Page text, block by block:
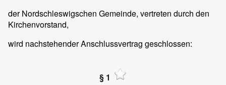
der Nordschleswigschen Gemeinde, vertreten durch den
Kirchenvorstand,
wird nachstehender Anschlussvertrag geschlossen:
§ 1